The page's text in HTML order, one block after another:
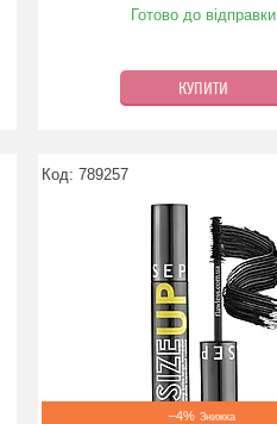
Готово до відправки
КУПИТИ
789257
–4%